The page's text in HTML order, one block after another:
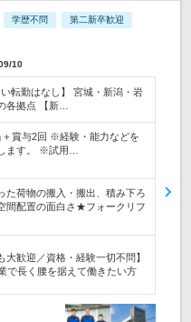
学歴不問 第二新卒歓迎
10
転勤はなし】 宮城・新潟・岩
各拠点 【新…
＋賞与2回 ※経験・能力などを
ます。 ※試用…
た荷物の搬入・搬出、積み下ろ
間配置の面白さ★フォークリフ
大歓迎／資格・経験一切不問】
長く腰を据えて働きたい方